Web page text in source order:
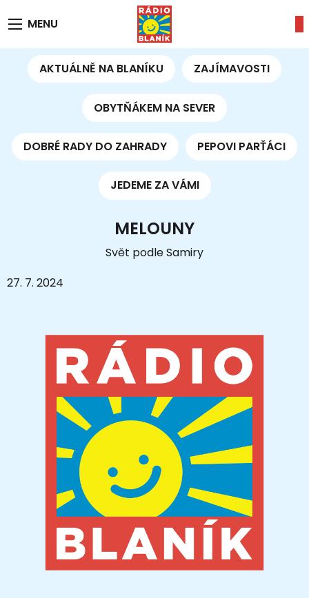
MENU
AKTUÁLNĚ NA BLANÍKU ZAJÍMAVOSTI
OBYTŇÁKEM NA SEVER
DOBRÉ RADY DO ZAHRADY PEPOVI PARŤÁCI
JEDEME ZA VÁMI
MELOUNY
Svět podle Samiry
27. 7. 2024